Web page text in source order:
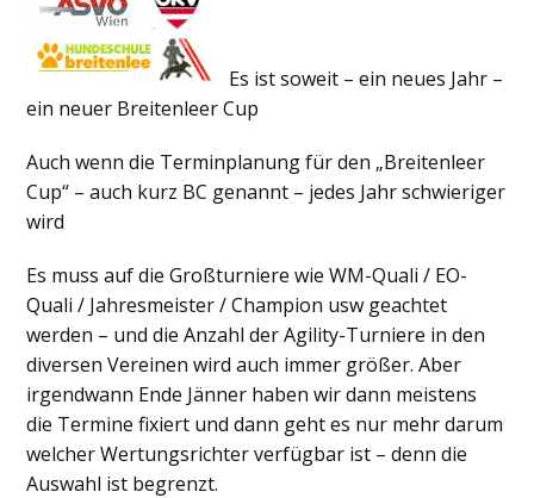
Es ist soweit – ein neues Jahr –
ein neuer Breitenleer Cup
Auch wenn die Terminplanung für den „Breitenleer
Cup“ – auch kurz BC genannt – jedes Jahr schwieriger
wird
Es muss auf die Großturniere wie WM-Quali / EO-
Quali / Jahresmeister / Champion usw geachtet
werden – und die Anzahl der Agility-Turniere in den
diversen Vereinen wird auch immer größer. Aber
irgendwann Ende Jänner haben wir dann meistens
die Termine fixiert und dann geht es nur mehr darum
welcher Wertungsrichter verfügbar ist – denn die
Auswahl ist begrenzt.